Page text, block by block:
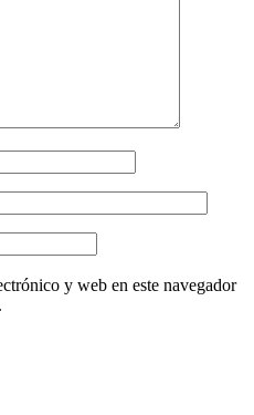
y web en este navegador